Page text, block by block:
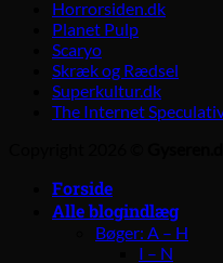
Horrorsiden.dk
Planet Pulp
Scaryo
Skræk og Rædsel
Superkultur.dk
The Internet
Forside
Alle blogindlæg
Bøger: A – H
I – N